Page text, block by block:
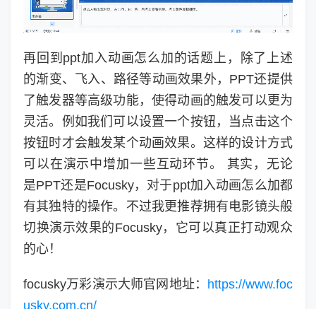
再回到ppt加入动画怎么加的话题上，除了上述
的渐变、飞入、路径等动画效果外，PPT还提供
了触发器等高级功能，使得动画的触发可以更为
灵活。例如我们可以设置一个按钮，当点击这个
按钮时才会触发某个动画效果。这样的设计方式
可以在演示中增加一些互动环节。 其实，无论
是PPT还是Focusky，对于ppt加入动画怎么加都
有其独特的操作。不过我更推荐拥有电影镜头般
切换演示效果的Focusky，它可以真正打动观众
的心！
focusky万彩演示大师官网地址： https://www.foc
usky.com.cn/